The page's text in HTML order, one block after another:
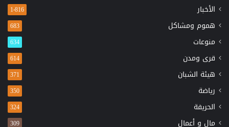
الأخبار 1٬816
هموم ومشاكل 683
منوعات 634
قرى ومدن 614
هيئة الشبان 371
رياضة 350
الحريفة 324
مال و أعمال 309